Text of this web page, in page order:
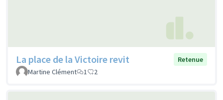
La place de la Victoire revit
Retenue
Martine Clément
1 2